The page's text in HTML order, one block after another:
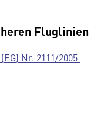
Fluglinien
Nr. 2111/2005